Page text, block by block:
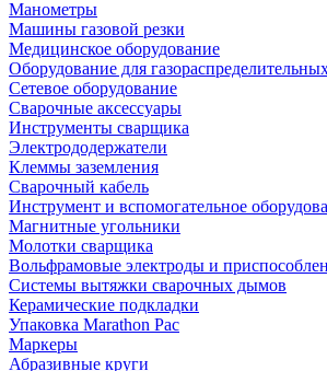
Манометры
Машины газовой резки
Медицинское оборудование
Оборудование для
Сетевое оборудование
Сварочные аксессуары
Инструменты сварщика
Электрододержатели
Клеммы заземления
Сварочный кабель
Инструмент и вспомогательное
Магнитные угольники
Молотки сварщика
Вольфрамовые электроды и
Системы вытяжки сварочных дымов
Керамические подкладки
Упаковка Marathon Pac
Маркеры
Абразивные круги